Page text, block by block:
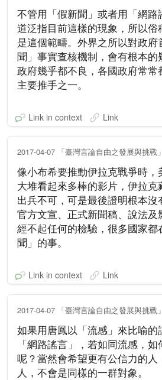
不管用「假新聞」或者用「網路
道泛指目前這樣的現象，所以俗
是這個範疇。外界之所以對政府
聞」事實查核機制，會有根本的
政府幾乎都不良，各國政府常常
主要推手之一。
Link in context Link
2017-04-07 「臺灣言論自由之發展與挑戰
像小布希要推動伊拉克戰爭時，
大堆看起來多棒的影片，伊拉
出兵不可，可是最後證明根本沒
官方文宣、正式新聞稿、說法及
經不起任何的檢驗，很多國家都
聞」的事。
Link in context Link
2017-04-07 「臺灣言論自由之發展與挑戰
如果用唐鳳以「流感」來比喻的
「網路謠言」，若如同流感，
呢？當然會希望更有公信力的人
人，不會是同樣的一群對象。